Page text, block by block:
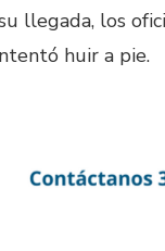
llegada, los
huir a pie.